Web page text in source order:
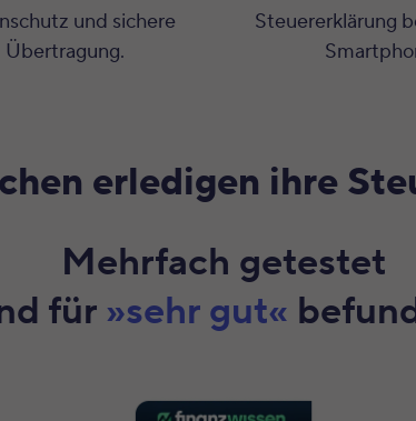
und sichere
Übertragung.
Steuererklärung
erledigen ihre
Mehrfach getestet
für »sehr gut«